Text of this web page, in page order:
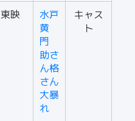
東映
水戸
黄
門
助さ
ん格
さん
大暴
れ
キャス
ト